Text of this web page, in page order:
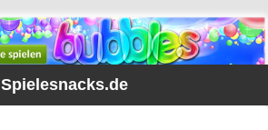
Spielesnacks.de